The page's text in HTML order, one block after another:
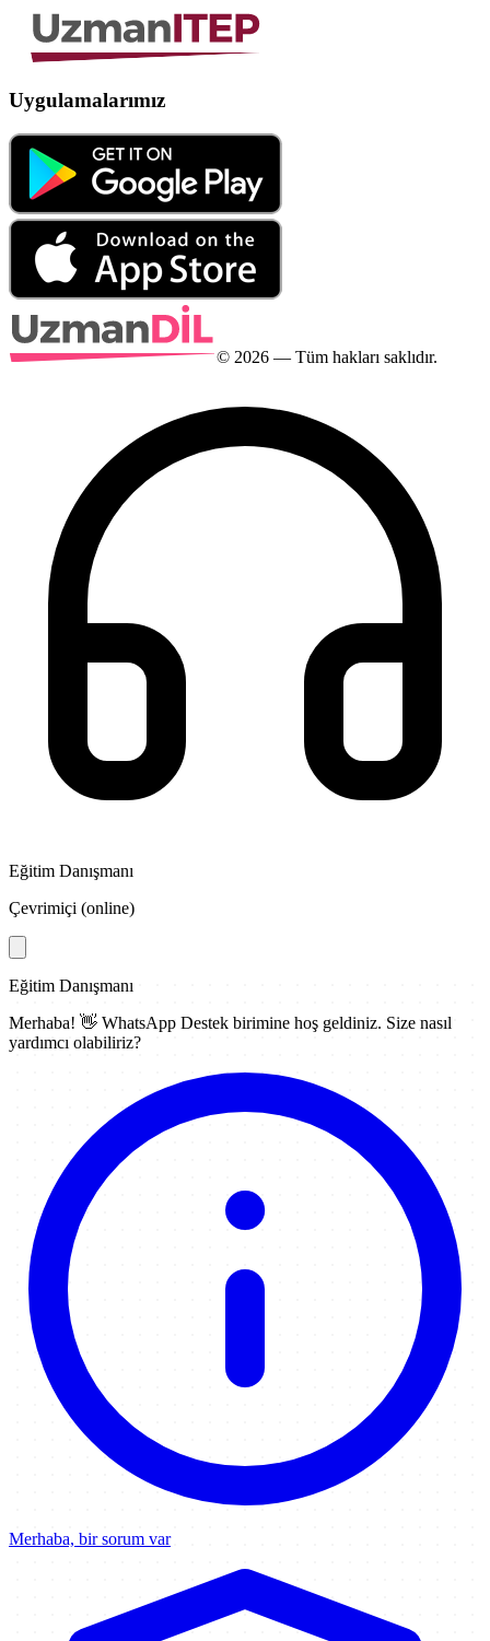
Uygulamalarımız
© 2026 — Tüm hakları saklıdır.
Eğitim Danışmanı
Çevrimiçi (online)
Eğitim Danışmanı
Merhaba! 👋 WhatsApp Destek birimine hoş geldiniz. Size nasıl
yardımcı olabiliriz?
Merhaba, bir sorum var